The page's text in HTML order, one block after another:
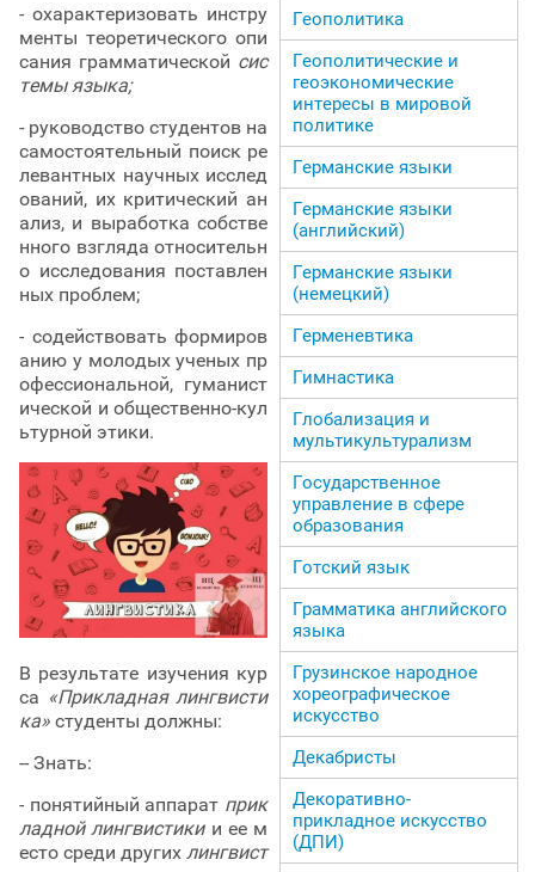
- охарактеризовать инстру
менты теоретического опи
сания грамматической сис
темы языка;
- руководство студентов на
самостоятельный поиск ре
левантных научных исслед
ований, их критический ан
ализ, и выработка собстве
нного взгляда относительн
о исследования поставлен
ных проблем;
- содействовать формиров
анию у молодых ученых пр
офессиональной, гуманист
ической и общественно-кул
ьтурной этики.
В результате изучения кур
са «Прикладная лингвисти
ка» студенты должны:
-- Знать:
- понятийный аппарат прик
ладной лингвистикии ее м
есто среди других лингвист
Геополитика
Геополитические и
геоэкономические
интересы в мировой
политике
Германские языки
Германские языки
(английский)
Германские языки
(немецкий)
Герменевтика
Гимнастика
Глобализация и
мультикультурализм
Государственное
управление в сфере
образования
Готский язык
Грамматика английского
языка
Грузинское народное
хореографическое
искусство
Декабристы
Декоративно-
прикладное искусство
(ДПИ)